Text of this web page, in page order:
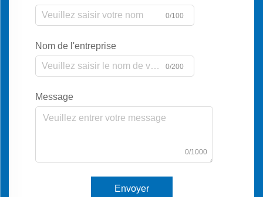
0/100
Nom de l'entreprise
0/200
Message
0/1000
Envoyer